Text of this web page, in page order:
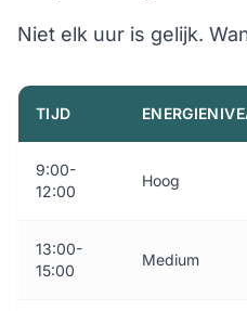
Niet elk uur is gelijk.
TIJD
9:00-
12:00
Hoog
13:00-
15:00
Medium